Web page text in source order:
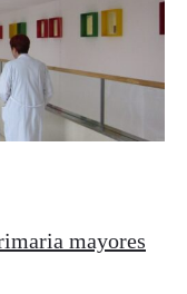
mayores